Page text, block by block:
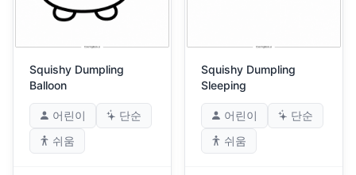
Squishy Dumpling
Balloon
어린이
단순
쉬움
Squishy Dumpling
Sleeping
어린이
단순
쉬움